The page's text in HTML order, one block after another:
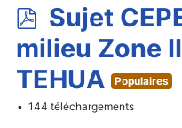
p
d
f
Sujet
milieu Zone
TEHUA
Populaires
144 téléchargements